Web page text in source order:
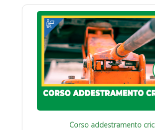
Corso addestramento cric